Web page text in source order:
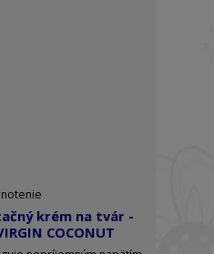
krém na tvár -
COCONUT